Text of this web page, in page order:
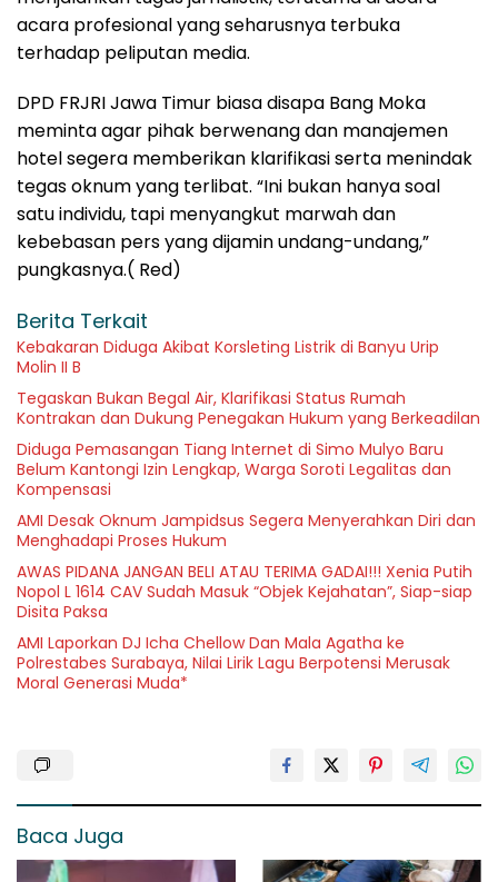
acara profesional yang seharusnya terbuka
terhadap peliputan media.
DPD FRJRI Jawa Timur biasa disapa Bang Moka
meminta agar pihak berwenang dan manajemen
hotel segera memberikan klarifikasi serta menindak
tegas oknum yang terlibat. “Ini bukan hanya soal
satu individu, tapi menyangkut marwah dan
kebebasan pers yang dijamin undang-undang,”
pungkasnya.( Red)
Berita Terkait
Kebakaran Diduga Akibat Korsleting Listrik di Banyu Urip
Molin II B
Tegaskan Bukan Begal Air, Klarifikasi Status Rumah
Kontrakan dan Dukung Penegakan Hukum yang Berkeadilan
Diduga Pemasangan Tiang Internet di Simo Mulyo Baru
Belum Kantongi Izin Lengkap, Warga Soroti Legalitas dan
Kompensasi
AMI Desak Oknum Jampidsus Segera Menyerahkan Diri dan
Menghadapi Proses Hukum
AWAS PIDANA JANGAN BELI ATAU TERIMA GADAI!!! Xenia Putih
Nopol L 1614 CAV Sudah Masuk “Objek Kejahatan”, Siap-siap
Disita Paksa
AMI Laporkan DJ Icha Chellow Dan Mala Agatha ke
Polrestabes Surabaya, Nilai Lirik Lagu Berpotensi Merusak
Moral Generasi Muda*
Baca Juga